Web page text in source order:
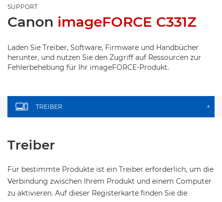
SUPPORT
Canon imageFORCE C331Z
Laden Sie Treiber, Software, Firmware und Handbücher
herunter, und nutzen Sie den Zugriff auf Ressourcen zur
Fehlerbehebung für Ihr imageFORCE-Produkt.
TREIBER +
Treiber
Für bestimmte Produkte ist ein Treiber erforderlich, um die
Verbindung zwischen Ihrem Produkt und einem Computer
zu aktivieren. Auf dieser Registerkarte finden Sie die